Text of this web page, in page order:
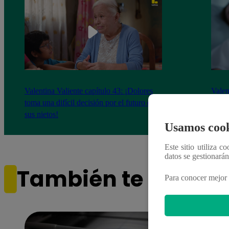
Valentina Valiente capítulo 43: ¡Dolores
toma una difícil decisión por el futuro de
sus nietos!
También te puede
Usamos
Este sitio utiliza
datos se
Para conocer